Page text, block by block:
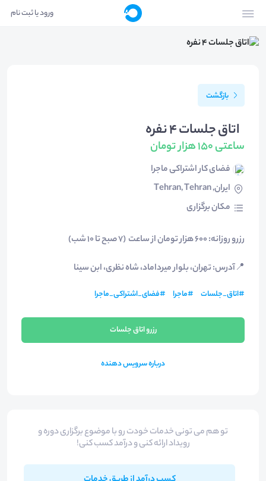
ورود یا ثبت نام
بازگشت
اتاق جلسات 4 نفره
ساعتی 150 هزار تومان
فضای کار اشتراکی ماجرا
ایران, Tehran, Tehran
مکان برگزاری
رزرو روزانه: 600 هزار تومان از ساعت (7 صبح تا 10 شب)
📍آدرس: تهران، بلوار میرداماد، شاه نظری، ابن سینا
#اتاق_جلسات #ماجرا #فضای_اشتراکی_ماجرا
درباره سرویس دهنده
رزرو اتاق جلسات
تو هم می تونی خدمات خودت رو با موضوع برگزاری دوره و
رویداد ارائه کنی و درآمد کسب کنی!